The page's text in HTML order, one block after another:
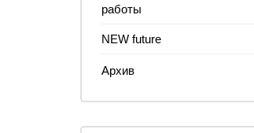
работы
NEW future
Архив